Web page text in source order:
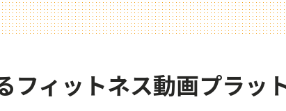
フィットネス動画プラッ